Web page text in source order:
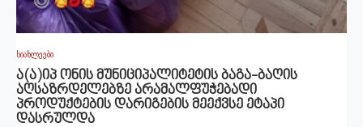
სიახლეები
ა(ა)იპ ონის მუნიციპალიტეტის ბაგა-ბაღის
აღსაზრდელებზე არამალფუჭებადი
პროდუქტების დარიგების მეექვსე ეტაპი
დასრულდა